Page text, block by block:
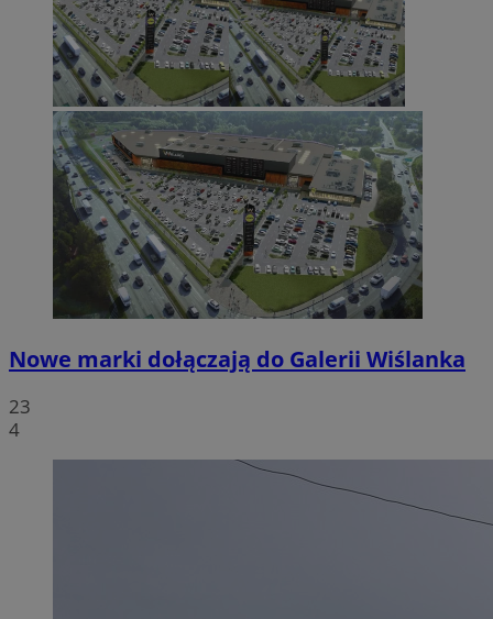
Nowe marki dołączają do Galerii Wiślanka
23
4